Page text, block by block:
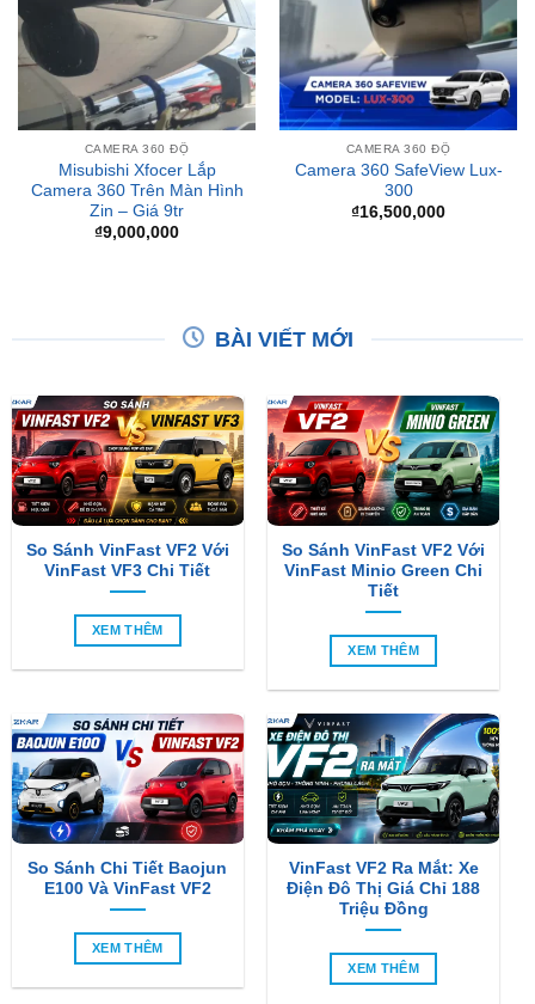
CAMERA 360 ĐỘ
Misubishi Xfocer Lắp
Camera 360 Trên Màn Hình
Zin – Giá 9tr
₫9,000,000
CAMERA 360 ĐỘ
Camera 360 SafeView Lux-
300
₫16,500,000
So Sánh VinFast VF2 Với
VinFast VF3 Chi Tiết
XEM THÊM
So Sánh VinFast VF2 Với
VinFast Minio Green Chi
Tiết
XEM THÊM
So Sánh Chi Tiết Baojun
E100 Và VinFast VF2
XEM THÊM
VinFast VF2 Ra Mắt: Xe
Điện Đô Thị Giá Chỉ 188
Triệu Đồng
XEM THÊM
SẢN PHẨM MỚI